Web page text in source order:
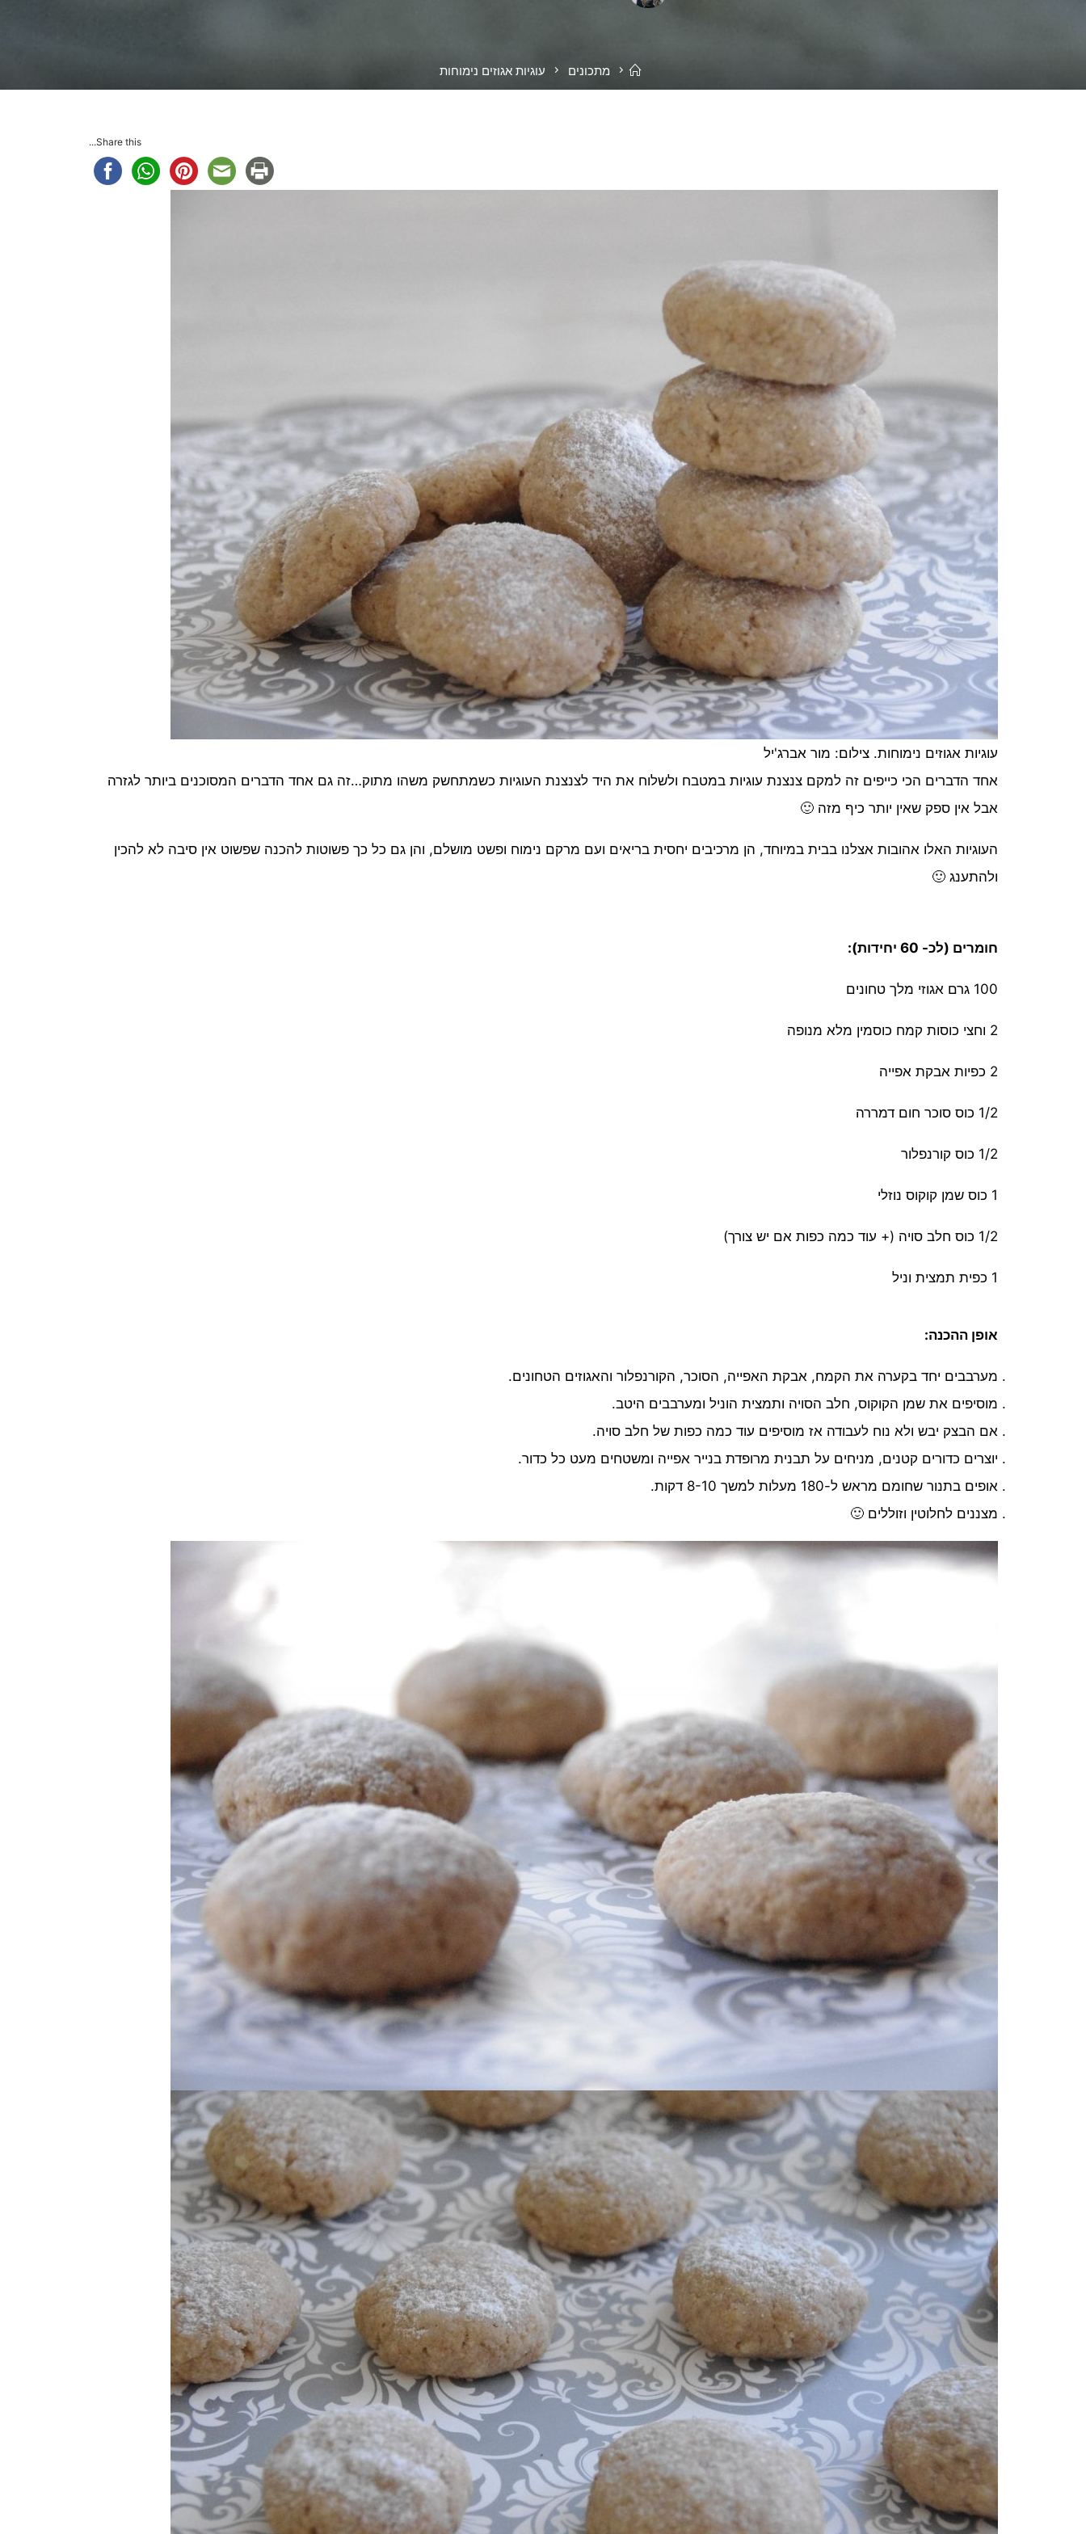
בית מתכונים עוגיות אגוזים נימוחות
Share this...
עוגיות אגוזים נימוחות. צילום: מור אברג'יל
אחד הדברים הכי כייפים זה למקם צנצנת עוגיות במטבח ולשלוח את היד לצנצנת העוגיות כשמתחשק משהו מתוק…זה גם אחד הדברים המסוכנים ביותר לגזרה
אבל אין ספק שאין יותר כיף מזה 🙂
העוגיות האלו אהובות אצלנו בבית במיוחד, הן מרכיבים יחסית בריאים ועם מרקם נימוח ופשט מושלם, והן גם כל כך פשוטות להכנה שפשוט אין סיבה לא להכין
ולהתענג 🙂
חומרים (לכ- 60 יחידות):
100 גרם אגוזי מלך טחונים
2 וחצי כוסות קמח כוסמין מלא מנופה
2 כפיות אבקת אפייה
1/2 כוס סוכר חום דמררה
1/2 כוס קורנפלור
1 כוס שמן קוקוס נוזלי
1/2 כוס חלב סויה (+ עוד כמה כפות אם יש צורך)
1 כפית תמצית וניל
אופן ההכנה:
מערבבים יחד בקערה את הקמח, אבקת האפייה, הסוכר, הקורנפלור והאגוזים הטחונים.
מוסיפים את שמן הקוקוס, חלב הסויה ותמצית הוניל ומערבבים היטב.
אם הבצק יבש ולא נוח לעבודה אז מוסיפים עוד כמה כפות של חלב סויה.
יוצרים כדורים קטנים, מניחים על תבנית מרופדת בנייר אפייה ומשטחים מעט כל כדור.
אופים בתנור שחומם מראש ל-180 מעלות למשך 8-10 דקות.
מצננים לחלוטין וזוללים 🙂